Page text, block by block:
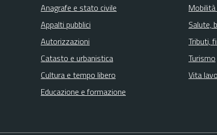
Anagrafe e stato civile
Appalti pubblici
Autorizzazioni
Catasto e urbanistica
Cultura e tempo libero
Educazione e formazione
Salute,
Tributi,
Turismo
Vita